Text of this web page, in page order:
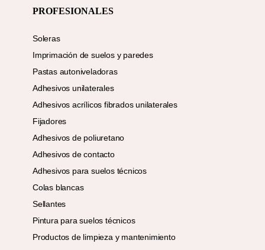
PROFESIONALES
Soleras
Imprimación de suelos y paredes
Pastas autoniveladoras
Adhesivos unilaterales
Adhesivos acrílicos fibrados unilaterales
Fijadores
Adhesivos de poliuretano
Adhesivos de contacto
Adhesivos para suelos técnicos
Colas blancas
Sellantes
Pintura para suelos técnicos
Productos de limpieza y mantenimiento